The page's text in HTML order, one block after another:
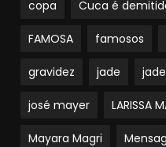
copa Cuca é
FAMOSA famosos
gravidez jade
josé mayer LARISSA
Mayara Magri